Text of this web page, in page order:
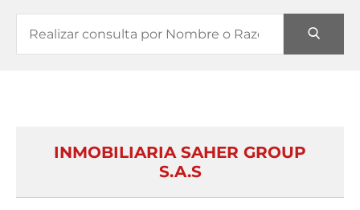
INMOBILIARIA SAHER GROUP
S.A.S